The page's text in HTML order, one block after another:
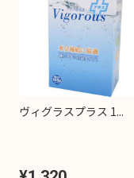
ヴィグラスプラス 1...